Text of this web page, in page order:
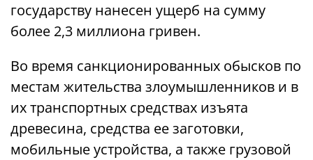
государству нанесен ущерб на сумму
более 2,3 миллиона гривен.
Во время санкционированных обысков по
местам жительства злоумышленников и в
их транспортных средствах изъята
древесина, средства ее заготовки,
мобильные устройства, а также грузовой